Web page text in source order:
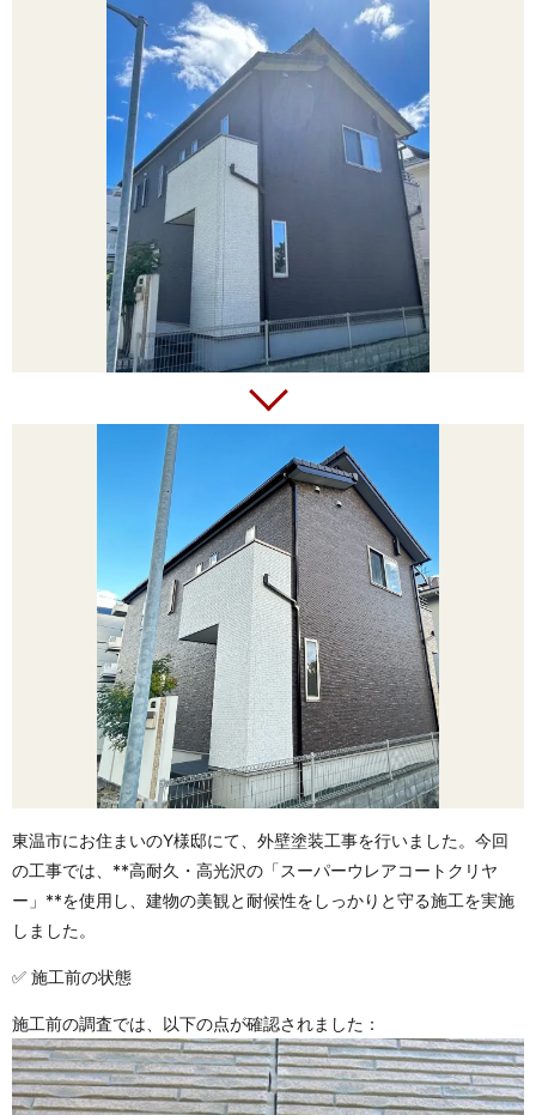
東温市にお住まいのY様邸にて、外壁塗装工事を行いました。今回
の工事では、**高耐久・高光沢の「スーパーウレアコートクリヤ
ー」**を使用し、建物の美観と耐候性をしっかりと守る施工を実施
しました。
✅ 施工前の状態
施工前の調査では、以下の点が確認されました：